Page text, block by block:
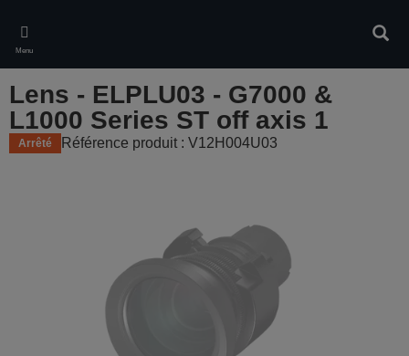
main
content
Menu
Lens - ELPLU03 - G7000 &
L1000 Series ST off axis 1
Arrêté Référence produit : V12H004U03